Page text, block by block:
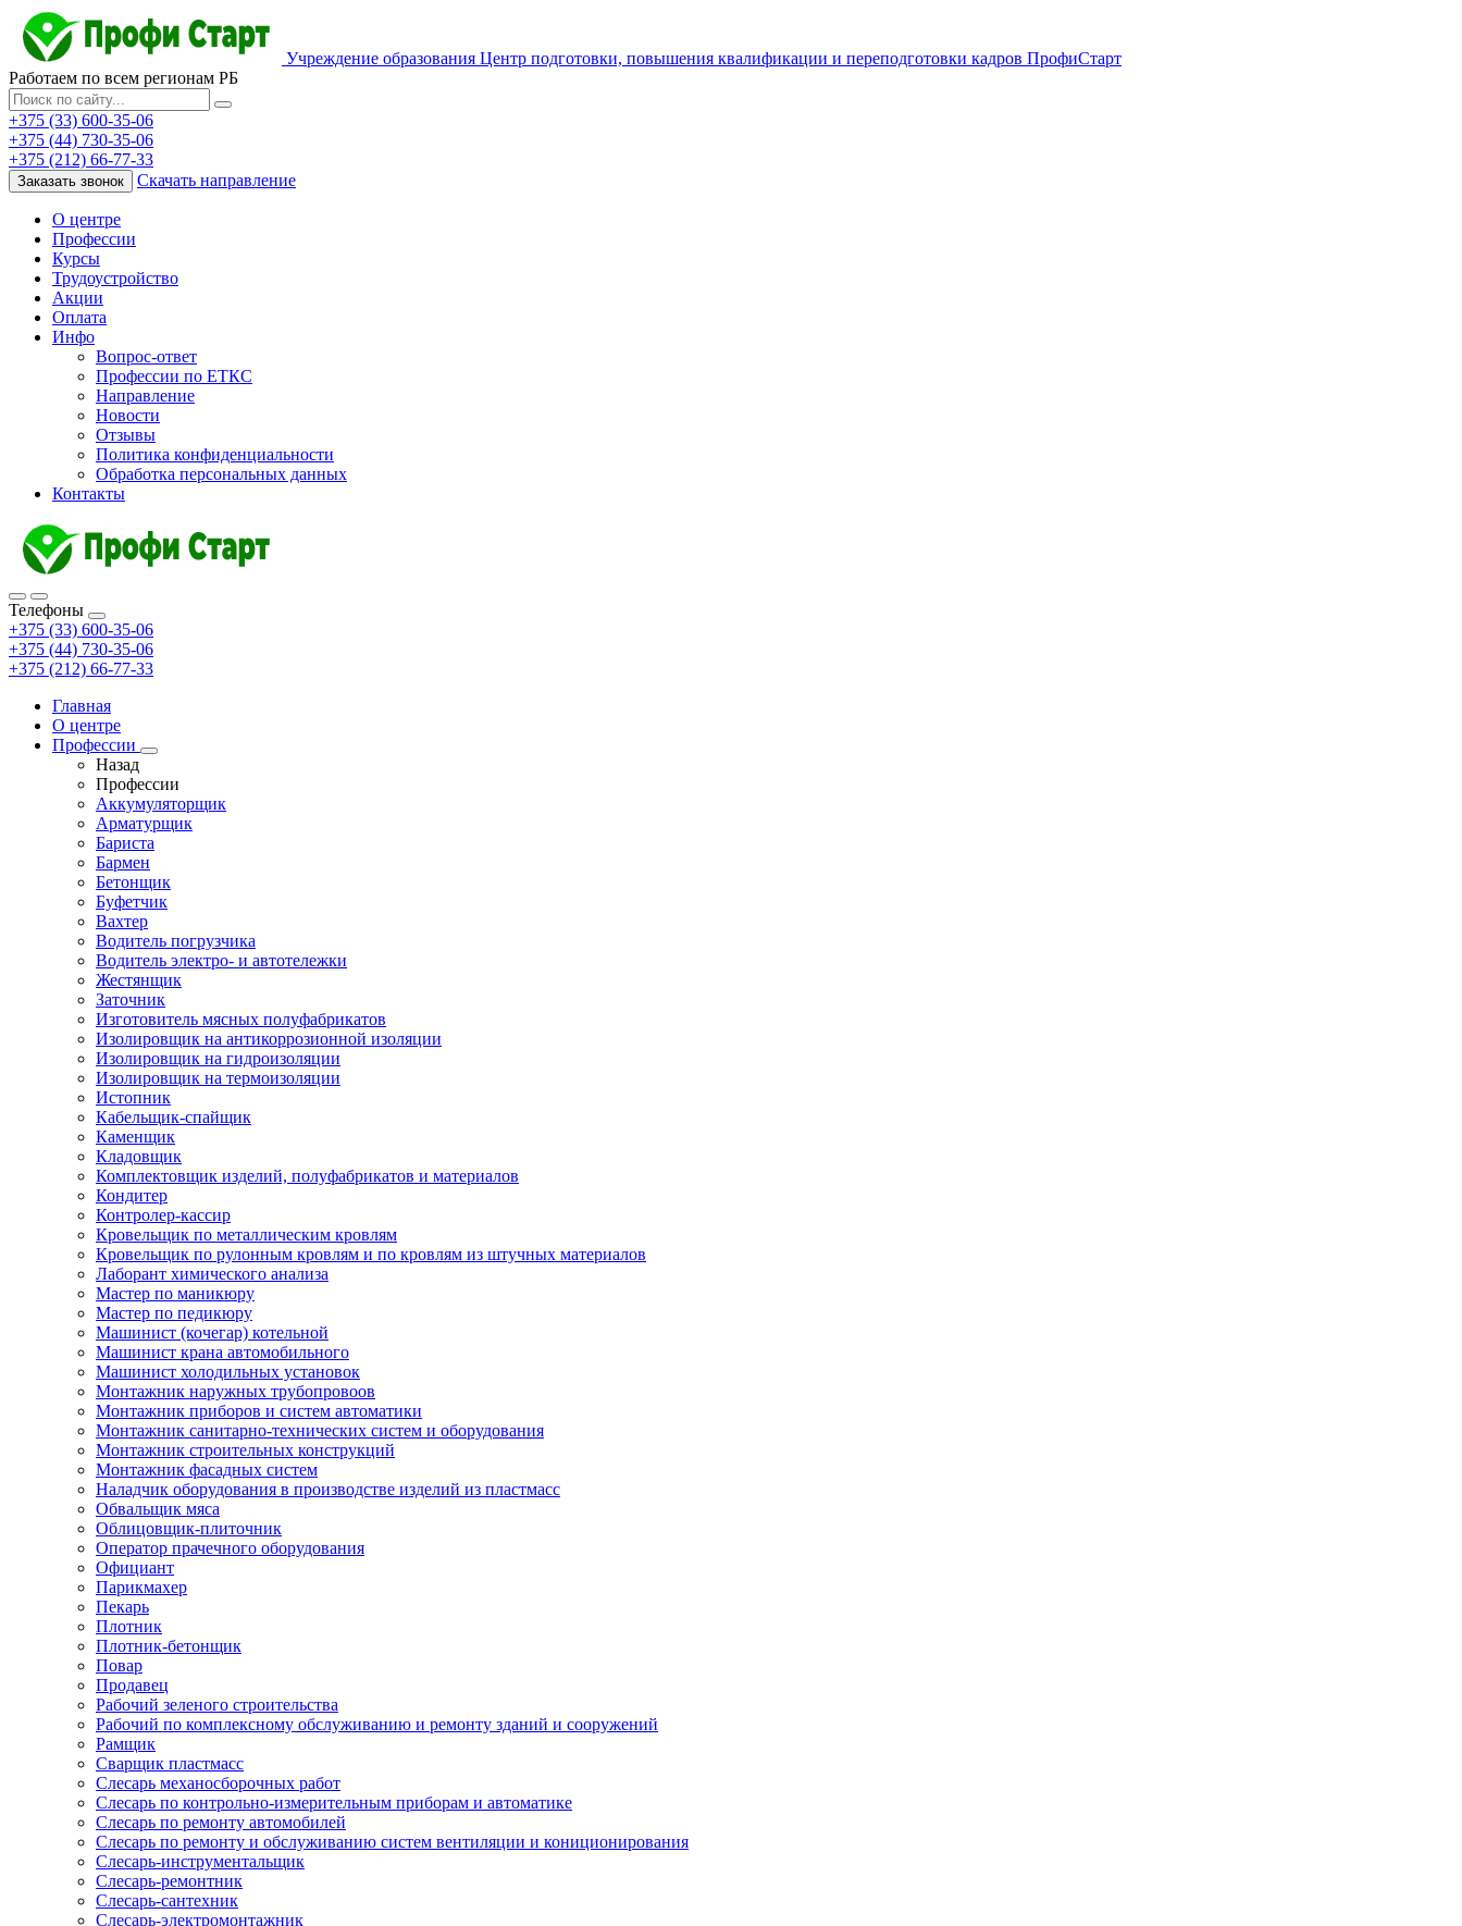
Учреждение образования Центр подготовки, повышения квалификации и переподготовки кадров ПрофиСтарт
Работаем по всем регионам РБ
+375 (33) 600-35-06
+375 (44) 730-35-06
+375 (212) 66-77-33
Заказать звонок Скачать направление
О центре
Профессии
Курсы
Трудоустройство
Акции
Оплата
Инфо
Вопрос-ответ
Профессии по ЕТКС
Направление
Новости
Отзывы
Политика конфиденциальности
Обработка персональных данных
Контакты
Телефоны
+375 (33) 600-35-06
+375 (44) 730-35-06
+375 (212) 66-77-33
Главная
О центре
Профессии
Назад
Профессии
Аккумуляторщик
Арматурщик
Бариста
Бармен
Бетонщик
Буфетчик
Вахтер
Водитель погрузчика
Водитель электро- и автотележки
Жестянщик
Заточник
Изготовитель мясных полуфабрикатов
Изолировщик на антикоррозионной изоляции
Изолировщик на гидроизоляции
Изолировщик на термоизоляции
Истопник
Кабельщик-спайщик
Каменщик
Кладовщик
Комплектовщик изделий, полуфабрикатов и материалов
Кондитер
Контролер-кассир
Кровельщик по металлическим кровлям
Кровельщик по рулонным кровлям и по кровлям из штучных материалов
Лаборант химического анализа
Мастер по маникюру
Мастер по педикюру
Машинист (кочегар) котельной
Машинист крана автомобильного
Машинист холодильных установок
Монтажник наружных трубопровоов
Монтажник приборов и систем автоматики
Монтажник санитарно-технических систем и оборудования
Монтажник строительных конструкций
Монтажник фасадных систем
Наладчик оборудования в производстве изделий из пластмасс
Обвальщик мяса
Облицовщик-плиточник
Оператор прачечного оборудования
Официант
Парикмахер
Пекарь
Плотник
Плотник-бетонщик
Повар
Продавец
Рабочий зеленого строительства
Рабочий по комплексному обслуживанию и ремонту зданий и сооружений
Рамщик
Сварщик пластмасс
Слесарь механосборочных работ
Слесарь по контрольно-измерительным приборам и автоматике
Слесарь по ремонту автомобилей
Слесарь по ремонту и обслуживанию систем вентиляции и кониционирования
Слесарь-инструментальщик
Слесарь-ремонтник
Слесарь-сантехник
Слесарь-электромонтажник